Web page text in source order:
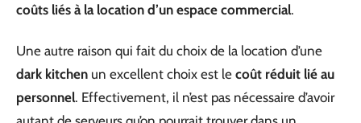
coûts liés à la location d’un espace commercial.
Une autre raison qui fait du choix de la location d’une
dark kitchen un excellent choix est le coût réduit lié au
personnel. Effectivement, il n’est pas nécessaire d’avoir